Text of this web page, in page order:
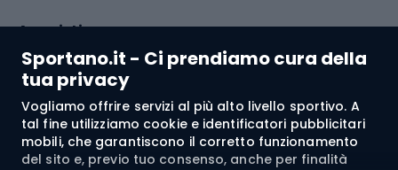
Sportano.it - Ci prendiamo cura della
tua privacy
Vogliamo offrire servizi al più alto livello sportivo. A
tal fine utilizziamo cookie e identificatori pubblicitari
mobili, che garantiscono il corretto funzionamento
del sito e, previo tuo consenso, anche per finalità
Acquisti
Servizio clienti
Regolamento
Chi siamo